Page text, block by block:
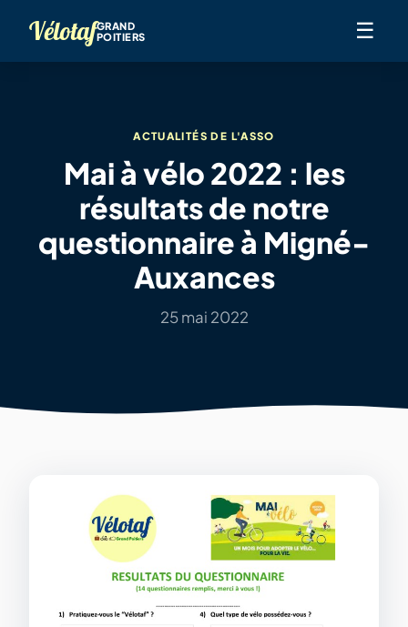
VélotafGRAND
POITIERS
☰
ACTUALITÉS DE L'ASSO
Mai à vélo 2022 : les
résultats de notre
questionnaire à Migné-
Auxances
25 mai 2022